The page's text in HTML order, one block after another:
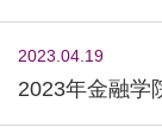
2023.04.19
2023年金融学